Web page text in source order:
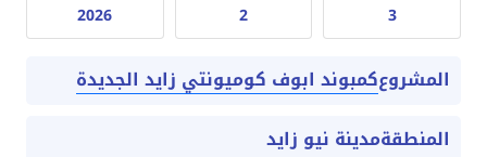
3
2
2026
المشروعكمبوند ابوف كوميونتي زايد الجديدة
المنطقةمدينة نيو زايد